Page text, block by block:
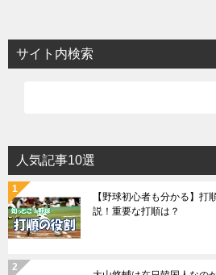
サイト内検索
人気記事10選
【野球初心者も分かる】
説！重要な打順は？